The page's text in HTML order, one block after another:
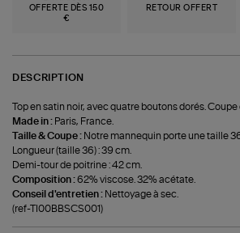
OFFERTE DÈS 150
€
RETOUR OFFERT
DESCRIPTION
Top en satin noir, avec quatre boutons dorés.
Made in : Paris, France.
Taille & Coupe : Notre mannequin porte une taille
Longueur (taille 36) : 39 cm.
Demi-tour de poitrine : 42 cm.
Composition :62% viscose. 32% acétate.
Conseil d'entretien : Nettoyage à sec.
(ref-TI00BBSCS001)